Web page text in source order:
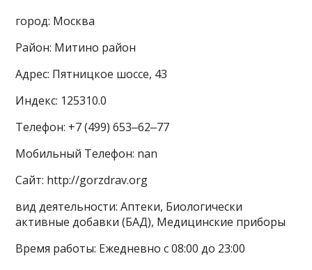
город: Москва
Район: Митино район
Адрес: Пятницкое шоссе, 43
Индекс: 125310.0
Телефон: +7 (499) 653‒62‒77
Мобильный Телефон: nan
Сайт: http://gorzdrav.org
вид деятельности: Аптеки, Биологически
активные добавки (БАД), Медицинские приборы
Время работы: Ежедневно с 08:00 до 23:00